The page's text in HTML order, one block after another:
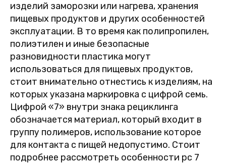
изделий заморозки или нагрева, хранения
пищевых продуктов и других особенностей
эксплуатации. В то время как полипропилен,
полиэтилен и иные безопасные
разновидности пластика могут
использоваться для пищевых продуктов,
стоит внимательно отнестись к изделиям, на
которых указана маркировка с цифрой семь.
Цифрой «7» внутри знака рециклинга
обозначается материал, который входит в
группу полимеров, использование которое
для контакта с пищей недопустимо. Стоит
подробнее рассмотреть особенности pc 7